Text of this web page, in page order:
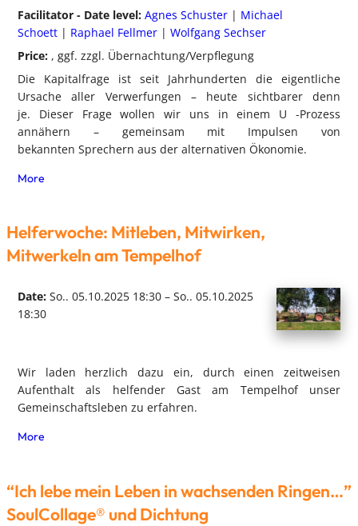
Facilitator - Date level:Agnes Schuster | Michael
Schoett | Raphael Fellmer |Wolfgang Sechser
Price: , ggf. zzgl. Übernachtung/Verpflegung
Die Kapitalfrage ist seit Jahrhunderten die eigentliche
Ursache aller Verwerfungen – heute sichtbarer denn
je. Dieser Frage wollen wir uns in einem U -Prozess
annähern – gemeinsam mit Impulsen von
bekannten Sprechern aus der alternativen Ökonomie.
More
Helferwoche: Mitleben, Mitwirken,
Mitwerkeln am Tempelhof
Date:So.. 05.10.2025 18:30 – So.. 05.10.2025
18:30
Wir laden herzlich dazu ein, durch einen zeitweisen
Aufenthalt als helfender Gast am Tempelhof unser
Gemeinschaftsleben zu erfahren.
More
“Ich lebe mein Leben in wachsenden Ringen…”
SoulCollage® und Dichtung